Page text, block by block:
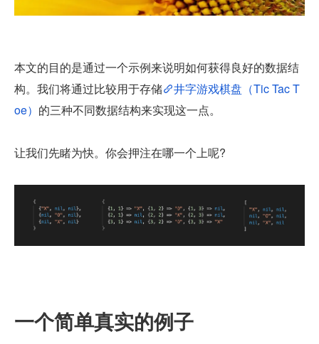
本文的目的是通过一个示例来说明如何获得良好的数据结
构。我们将通过比较用于存储
井字游戏棋盘（Tic Tac T
oe） 的三种不同数据结构来实现这一点。
让我们先睹为快。你会押注在哪一个上呢?
一个简单真实的例子